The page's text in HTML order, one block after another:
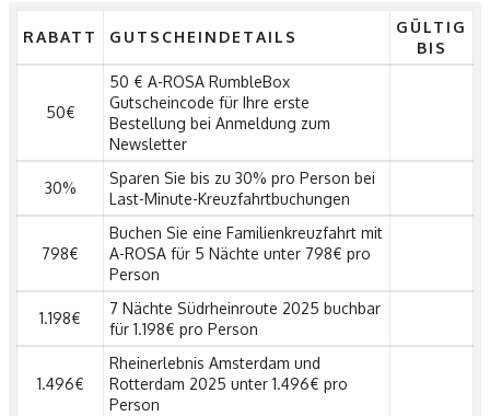
RABATT GUTSCHEINDETAILS
GÜLTIG
BIS
50€
50 € A-ROSA RumbleBox
Gutscheincode für Ihre erste
Bestellung bei Anmeldung zum
Newsletter
30%
Sparen Sie bis zu 30% pro Person bei
Last-Minute-Kreuzfahrtbuchungen
798€
Buchen Sie eine Familienkreuzfahrt mit
A-ROSA für 5 Nächte unter 798€ pro
Person
1.198€
7 Nächte Südrheinroute 2025 buchbar
für 1.198€ pro Person
1.496€
Rheinerlebnis Amsterdam und
Rotterdam 2025 unter 1.496€ pro
Person